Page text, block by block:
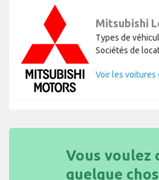
Mitsubishi
Types de
Sociétés de
Voir les voitures
Vous voulez
quelque